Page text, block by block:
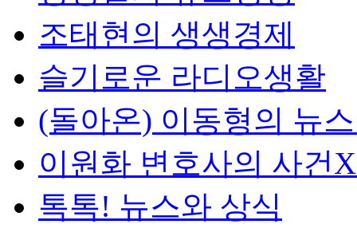
조태현의 생생경제
슬기로운 라디오생활
(돌아온) 이동형의 뉴
이원화 변호사의 사건
톡톡! 뉴스와 상식